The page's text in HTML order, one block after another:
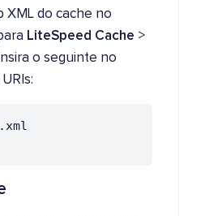
XML do cache no
LiteSpeed Cache >
o seguinte no